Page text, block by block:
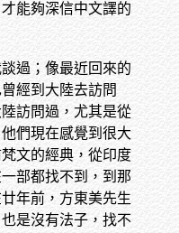
能夠深信中文譯的
過；像最近回來的
經到大陸去訪問
訪問過，尤其是從
們現在感覺到很大
文的經典，從印度
部都找不到，到那
年前，方東美先生
是沒有法子，找不